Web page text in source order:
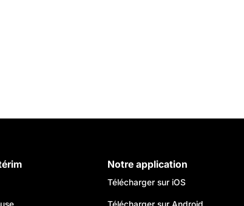
Notre application
Télécharger sur iOS